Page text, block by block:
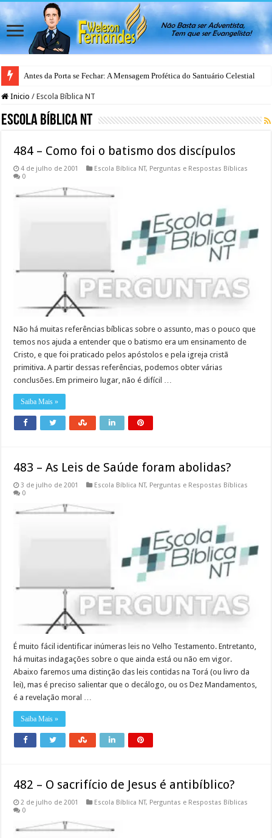
Antes da Porta se Fechar: A Mensagem Profética do Santuário Celestial
Inicio / Escola Bíblica NT
Escola Bíblica NT
484 – Como foi o batismo dos discípulos
4 de julho de 2001 Escola Bíblica NT, Perguntas e Respostas Bíblicas
0
Não há muitas referências bíblicas sobre o assunto, mas o pouco que
temos nos ajuda a entender que o batismo era um ensinamento de
Cristo, e que foi praticado pelos apóstolos e pela igreja cristã
primitiva. A partir dessas referências, podemos obter várias
conclusões. Em primeiro lugar, não é difícil …
Saiba Mais »
483 – As Leis de Saúde foram abolidas?
3 de julho de 2001 Escola Bíblica NT, Perguntas e Respostas Bíblicas
0
É muito fácil identificar inúmeras leis no Velho Testamento. Entretanto,
há muitas indagações sobre o que ainda está ou não em vigor.
Abaixo faremos uma distinção das leis contidas na Torá (ou livro da
lei), mas é preciso salientar que o decálogo, ou os Dez Mandamentos,
é a revelação moral …
Saiba Mais »
482 – O sacrifício de Jesus é antibíblico?
2 de julho de 2001 Escola Bíblica NT, Perguntas e Respostas Bíblicas
0